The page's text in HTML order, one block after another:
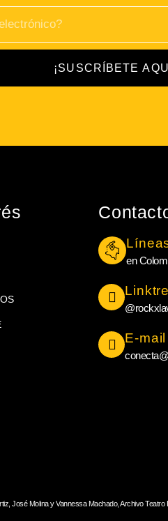
¡SUSCRÍBETE
en
E-mail
José Molina y Vannessa Machado, Archivo Teatro